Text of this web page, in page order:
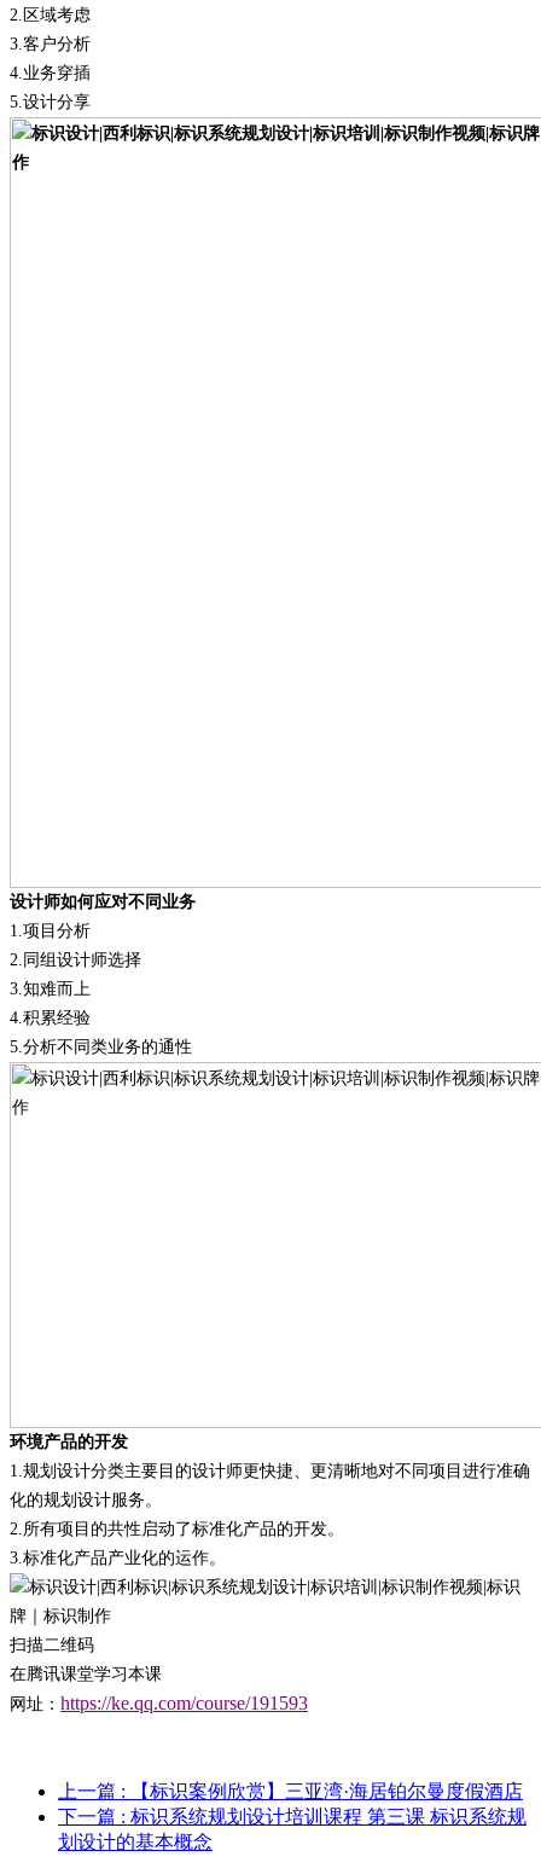
2. 区域考虑
3. 客户分析
4. 业务穿插
5. 设计分享
设计师如何应对不同业务
1. 项目分析
2. 同组设计师选择
3. 知难而上
4. 积累经验
5. 分析不同类业务的通性
环境产品的开发
1. 规划设计分类主要目的设计师更快捷、更清晰地对不同项目进行准确
化的规划设计服务。
2. 所有项目的共性启动了标准化产品的开发。
3. 标准化产品产业化的运作。
扫描二维码
在腾讯课堂学习本课
网址： https://ke.qq.com/course/191593
上一篇 : 【标识案例欣赏】三亚湾·海居铂尔曼度假酒店
下一篇 : 标识系统规划设计培训课程 第三课 标识系统规
划设计的基本概念